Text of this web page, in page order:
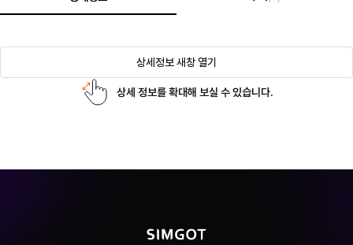
상세정보 새창 열기
상세 정보를 확대해 보실 수 있습니다.